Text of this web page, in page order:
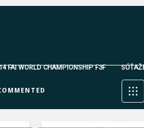
FAI WORLD CHAMPIONSHIP F3F